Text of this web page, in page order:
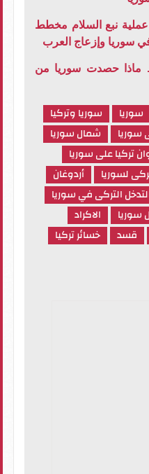
نبع السلام مخطط
سوريا وإزعاج العرب
ماذا حصدت سوريا من
سوريا
سوريا وتركيا
سوريا
شمال سوريا
تركيا على سوريا
لسوريا
أردوغان
التركى في سوريا
سوريا
الاكراد
قسد خسائر تركيا